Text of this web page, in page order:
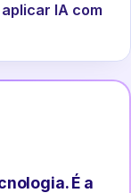
IA com
É a